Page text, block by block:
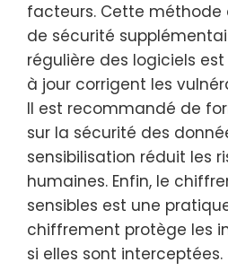
facteurs. Cette méthode
de sécurité
régulière des logiciels
à jour corrigent les
Il est recommandé de
sur la sécurité des
sensibilisation réduit les
humaines. Enfin, le
sensibles est une
chiffrement protège les
si elles sont interceptées.